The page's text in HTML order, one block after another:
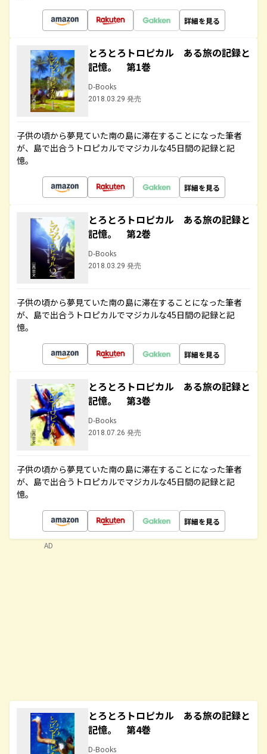
詳細を見る
とろとろトロピカル ある旅の記録と
記憶。 第1巻
D-Books
2018.03.29 発売
子供の頃から夢見ていた南の島に滞在することになった筆者
が、島で出合うトロピカルでマジカルな45日間の記録と記
憶。
詳細を見る
とろとろトロピカル ある旅の記録と
記憶。 第2巻
D-Books
2018.03.29 発売
子供の頃から夢見ていた南の島に滞在することになった筆者
が、島で出合うトロピカルでマジカルな45日間の記録と記
憶。
詳細を見る
とろとろトロピカル ある旅の記録と
記憶。 第3巻
D-Books
2018.07.26 発売
子供の頃から夢見ていた南の島に滞在することになった筆者
が、島で出合うトロピカルでマジカルな45日間の記録と記
憶。
詳細を見る
とろとろトロピカル ある旅の記録と
記憶。 第4巻
D-Books
AD